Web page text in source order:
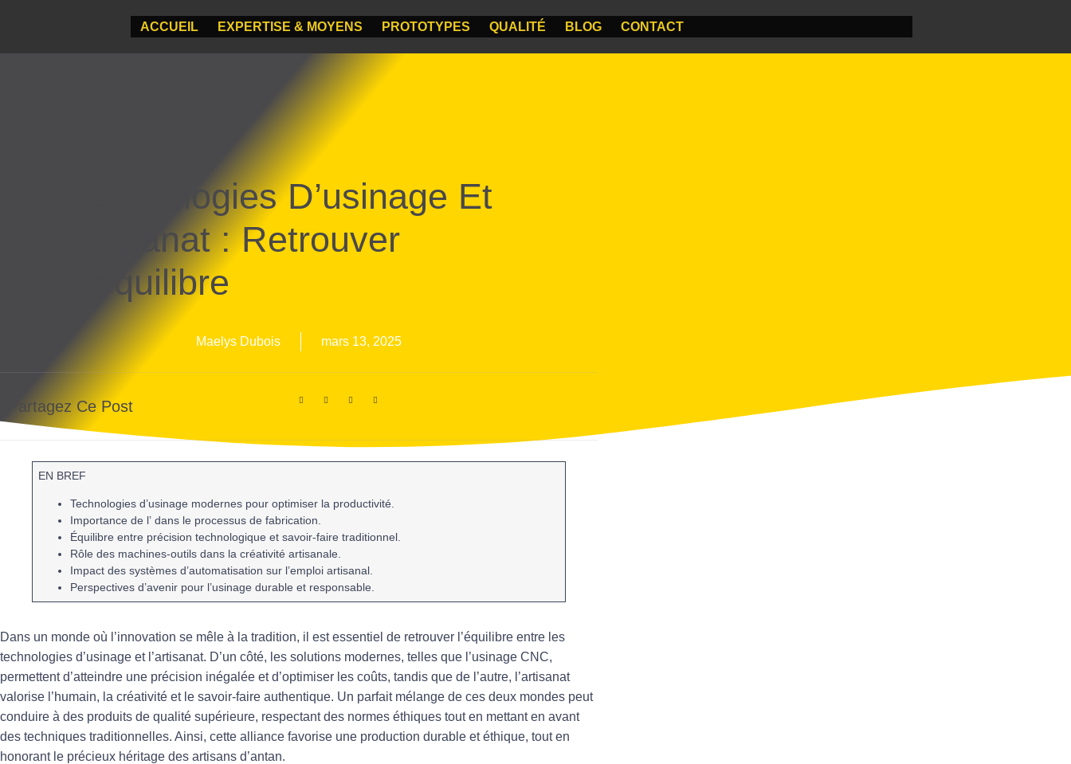
ACCUEIL EXPERTISE & MOYENS PROTOTYPES QUALITÉ BLOG CONTACT
Technologies D’usinage Et
Artisanat : Retrouver
L’équilibre
Maelys Dubois mars 13, 2025
Partagez Ce Post
EN BREF
Technologies d’usinage modernes pour optimiser la productivité.
Importance de l’ dans le processus de fabrication.
Équilibre entre précision technologique et savoir-faire traditionnel.
Rôle des machines-outils dans lacréativité artisanale.
Impact des systèmes d’automatisation sur l’emploi artisanal.
Perspectives d’avenir pour l’usinage durable et responsable.
Dans un monde où l’innovation se mêle à la tradition, il est essentiel de retrouver l’équilibre entre les
technologies d’usinage et l’artisanat. D’un côté, les solutions modernes, telles que l’usinage CNC,
permettent d’atteindre une précision inégalée et d’optimiser les coûts, tandis que de l’autre, l’artisanat
valorise l’humain, la créativité et le savoir-faire authentique. Un parfait mélange de ces deux mondes peut
conduire à des produits de qualité supérieure, respectant des normes éthiques tout en mettant en avant
des techniques traditionnelles. Ainsi, cette alliance favorise une production durable et éthique, tout en
honorant le précieux héritage des artisans d’antan.